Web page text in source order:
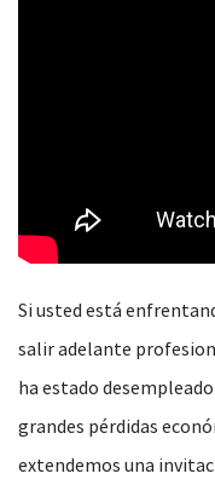
Si usted está
salir adelante
ha estado
grandes pérdidas
extendemos una